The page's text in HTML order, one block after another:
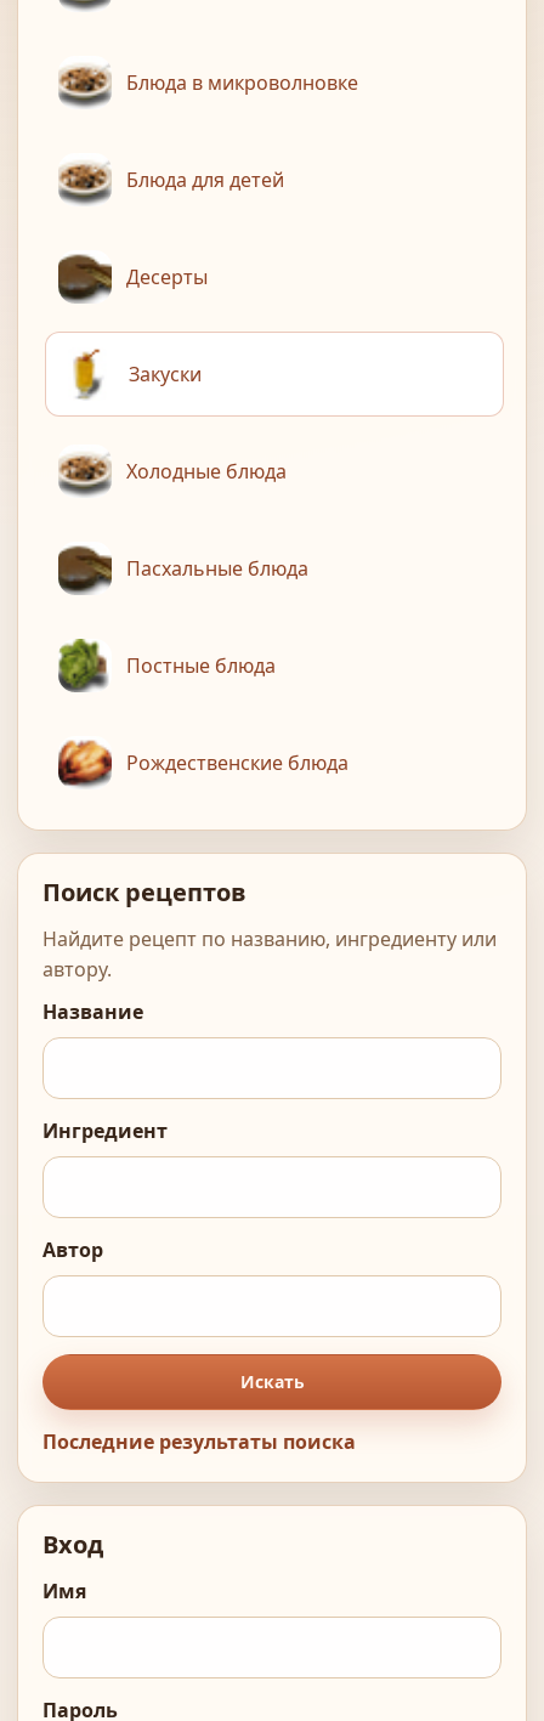
Блюда в микроволновке
Блюда для детей
Десерты
Закуски
Холодные блюда
Пасхальные блюда
Постные блюда
Рождественские блюда
Поиск рецептов
Найдите рецепт по названию, ингредиенту или
автору.
Название
Ингредиент
Автор
Искать
Последние результаты поиска
Вход
Имя
Пароль